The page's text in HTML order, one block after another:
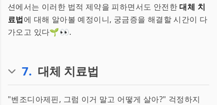
션에서는 이러한 법적 제약을 피하면서도 안전한대체 치
료법에 대해 알아볼 예정이니, 궁금증을 해결할 시간이 다
가오고 있다🌱👀.
7. 대체 치료법
"벤조디아제핀, 그럼 이거 말고 어떻게 살아?" 걱정하지